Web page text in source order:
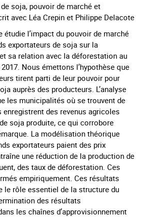
soja, pouvoir de marché et
avec Léa Crepin et Philippe Delacote
étudie l’impact du pouvoir de marché
exportateurs de soja sur la
sa relation avec la déforestation au
Nous émettons l’hypothèse que
tirent parti de leur pouvoir pour
auprès des producteurs. L’analyse
les municipalités où se trouvent de
enregistrent des revenus agricoles
soja produite, ce qui corrobore
La modélisation théorique
exportateurs paient des prix
une réduction de la production de
des taux de déforestation. Ces
empiriquement. Ces résultats
le rôle essentiel de la structure du
des résultats
les chaînes d’approvisionnement